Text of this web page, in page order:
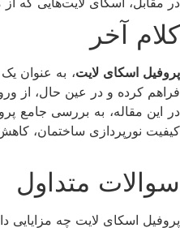
کلام آخر
پروفیل اسکای لایت، به عنوان
فراهم کرده و در عین حال، از
در این مقاله، به بررسی جامع
کیفیت نورپردازی ساختمان،
سوالات متداول
پروفیل اسکای لایت چه مزایایی